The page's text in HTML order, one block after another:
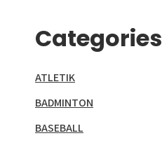
Categories
ATLETIK
BADMINTON
BASEBALL